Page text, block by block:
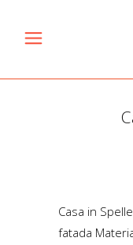
Casa in
fatada